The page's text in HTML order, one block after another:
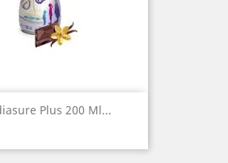
Plus 200 Ml...